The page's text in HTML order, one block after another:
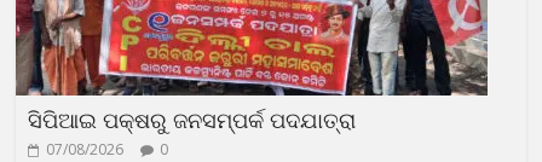
ସିପିଆଇ ପକ୍ଷରୁ ଜନସମ୍ପର୍କ ପଦଯାତ୍ରା
07/08/2026 0